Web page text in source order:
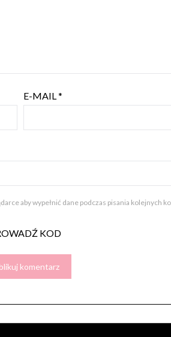
E-MAIL*
aby wypełnić dane podczas pisania kolejnych
KOD